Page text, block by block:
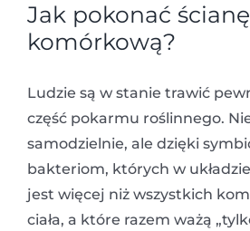
Jak pokonać ścianę
komórkową?
Ludzie są w stanie trawić
część pokarmu roślinnego.
samodzielnie, ale dzięki
bakteriom, których w
jest więcej niż wszystkich
ciała, a które razem ważą